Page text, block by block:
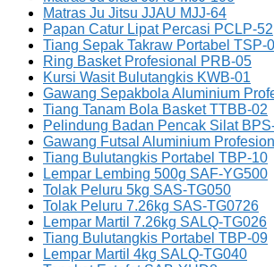
Matras Ju Jitsu JJAU MJJ-64
Papan Catur Lipat Percasi PCLP-52
Tiang Sepak Takraw Portabel TSP-
Ring Basket Profesional PRB-05
Kursi Wasit Bulutangkis KWB-01
Gawang Sepakbola Aluminium
Tiang Tanam Bola Basket TTBB-02
Pelindung Badan Pencak Silat
Gawang Futsal Aluminium
Tiang Bulutangkis Portabel TBP-10
Lempar Lembing 500g SAF-YG500
Tolak Peluru 5kg SAS-TG050
Tolak Peluru 7.26kg SAS-TG0726
Lempar Martil 7.26kg SALQ-TG026
Tiang Bulutangkis Portabel TBP-09
Lempar Martil 4kg SALQ-TG040